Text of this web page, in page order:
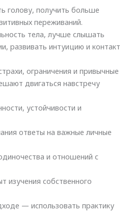
голову, получить больше
переживаний.
тела, лучше слышать
развивать интуицию и контакт
ограничения и привычные
двигаться навстречу
устойчивости и
ответы на важные личные
и отношений с
изучения собственного
— использовать практику